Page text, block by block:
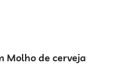
Molho de cerveja